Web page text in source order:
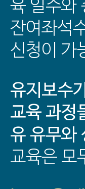
육 일수와
잔여좌석
신청이 가
유지보수
교육 과정
유 유무와
교육은